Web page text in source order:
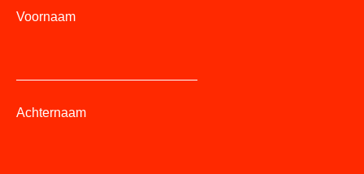
Voornaam
Achternaam